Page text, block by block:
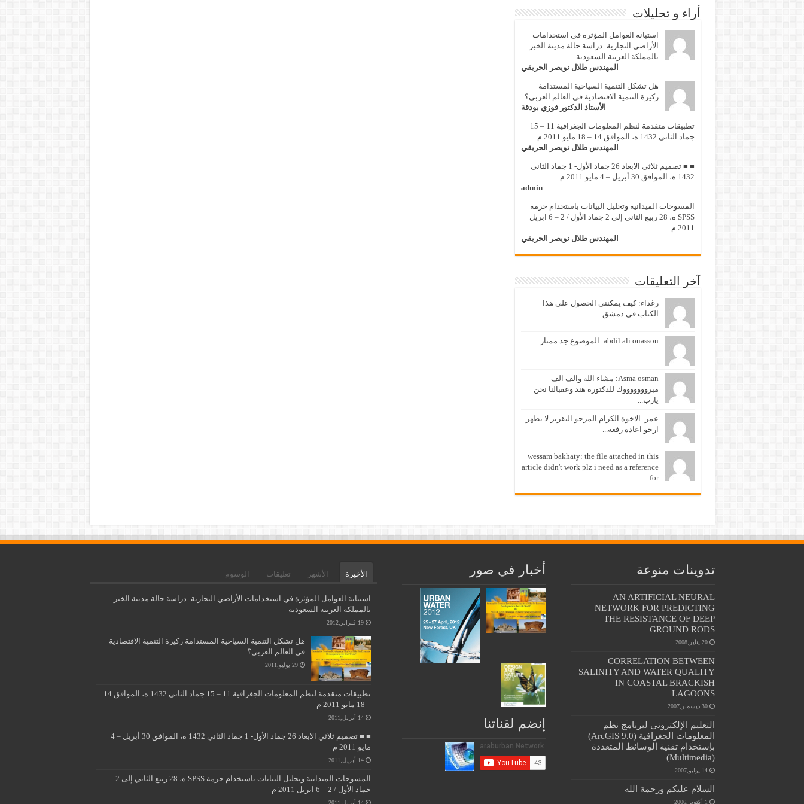
أراء و تحليلات
استبانة العوامل المؤثرة في استخدامات
الأراضي التجارية: دراسة حالة مدينة الخبر
بالمملكة العربية السعودية
المهندس طلال نويصر الحريقي
هل تشكل التنمية السياحية المستدامة
ركيزة التنمية الاقتصادية في العالم العربي؟
الأستاذ الدكتور فوزي بودقة
تطبيقات متقدمة لنظم المعلومات الجغرافية 11 – 15
جماد الثاني 1432 ه، الموافق 14 – 18 مايو 2011 م
المهندس طلال نويصر الحريقي
■ ■ تصميم ثلاثي الابعاد 26 جماد الأول- 1 جماد الثاني
1432 ه، الموافق 30 أبريل – 4 مايو 2011 م
admin
المسوحات الميدانية وتحليل البيانات باستخدام حزمة
SPSS ه، 28 ربيع الثاني إلى 2 جماد الأول / 2 – 6 ابريل
2011 م
المهندس طلال نويصر الحريقي
آخر التعليقات
رغداء: كيف يمكنني الحصول على هذا
الكتاب في دمشق...
abdil ali ouassou: الموضوع جد ممتاز...
Asma osman: مشاء الله والف الف
مبروووووووك للدكتوره هند وعقبالنا نحن
يارب...
عمر: الاخوة الكرام المرجو التقرير لا يظهر
ارجو اعادة رفعه...
wessam bakhaty: the file attached in this
article didn't work plz i need as a reference
for...
تدوينات منوعة
AN ARTIFICIAL NEURAL
NETWORK FOR PREDICTING
THE RESISTANCE OF DEEP
GROUND RODS
20 يناير,2008
CORRELATION BETWEEN
SALINITY AND WATER QUALITY
IN COASTAL BRACKISH
LAGOONS
30 ديسمبر,2007
التعليم الإلكتروني لبرنامج نظم
المعلومات الجغرافية (ArcGIS 9.0)
بإستخدام تقنية الوسائط المتعددة
(Multimedia)
14 يوليو,2007
السلام عليكم ورحمة الله
1 أكتوبر,2006
أخبار في صور
إنضم لقناتنا
الأخيرة الأشهر تعليقات الوسوم
استبانة العوامل المؤثرة في استخدامات الأراضي التجارية: دراسة حالة مدينة الخبر
بالمملكة العربية السعودية
19 فبراير,2012
هل تشكل التنمية السياحية المستدامة ركيزة التنمية الاقتصادية
في العالم العربي؟
29 يوليو,2011
تطبيقات متقدمة لنظم المعلومات الجغرافية 11 – 15 جماد الثاني 1432 ه، الموافق 14
– 18 مايو 2011 م
14 أبريل,2011
■ ■ تصميم ثلاثي الابعاد 26 جماد الأول- 1 جماد الثاني 1432 ه، الموافق 30 أبريل – 4
مايو 2011 م
14 أبريل,2011
المسوحات الميدانية وتحليل البيانات باستخدام حزمة SPSS ه، 28 ربيع الثاني إلى 2
جماد الأول / 2 – 6 ابريل 2011 م
14 أبريل,2011